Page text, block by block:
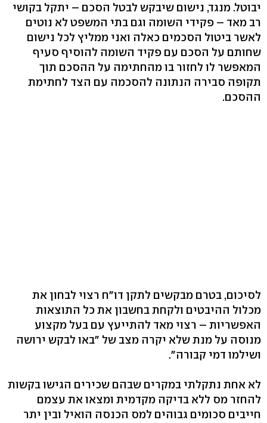
יבוטל. מנגד, נישום שיבקש לבטל הסכם – יתקל בקושי
רב מאד – פקידי השומה וגם בתי המשפט לא נוטים
לאשר ביטול הסכמים כאלה ואני ממליץ לכל נישום
שחותם על הסכם עם פקיד השומה להוסיף סעיף
המאפשר לו לחזור בו מהחתימה על ההסכם תוך
תקופה סבירה הנתונה להסכמה עם הצד לחתימת
ההסכם.
לסיכום, בטרם מבקשים לתקן דו"ח רצוי לבחון את
מכלול ההיבטים ולקחת בחשבון את כל התוצאות
האפשריות – רצוי מאד להתייעץ עם בעל מקצוע
מנוסה על מנת שלא יקרה מצב של "באו לבקש ירושה
ושילמו דמי קבורה".
לא אחת נתקלתי במקרים שבהם שכירים הגישו בקשות
להחזר מס ללא בדיקה מקדמית ומצאו את עצמם
חייבים סכומים גבוהים למס הכנסה הואיל ובין יתר